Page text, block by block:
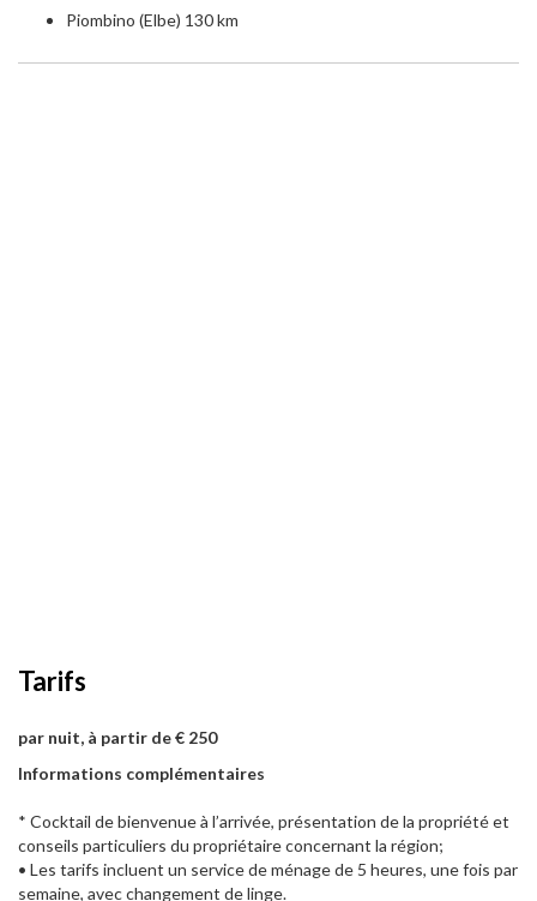
Piombino (Elbe) 130 km
Tarifs
par nuit, à partir de € 250
Informations complémentaires
* Cocktail de bienvenue à l’arrivée, présentation de la propriété et
conseils particuliers du propriétaire concernant la région;
• Les tarifs incluent un service de ménage de 5 heures, une fois par
semaine, avec changement de linge.